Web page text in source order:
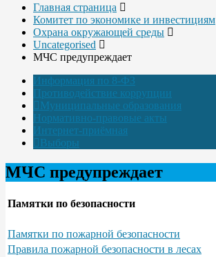
Главная страница
Комитет по экономике и инвестициям
Охрана окружающей среды
Uncategorised
МЧС предупреждает
Информация по 8-ФЗ
Противодействие коррупции
Муниципальные образования
Нормативно-правовые акты
Интернет-приёмная
Выборы
МЧС предупреждает
Памятки по безопасности
Памятки по пожарной безопасности
Правила пожарной безопасности в лесах